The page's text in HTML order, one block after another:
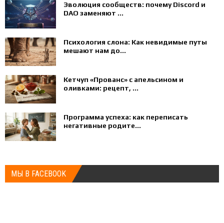
Эволюция сообществ: почему Discord и
DAO заменяют ...
Психология слона: Как невидимые путы
мешают нам до...
Кетчуп «Прованс» с апельсином и
оливками: рецепт, ...
Программа успеха: как переписать
негативные родите...
МЫ В FACEBOOK